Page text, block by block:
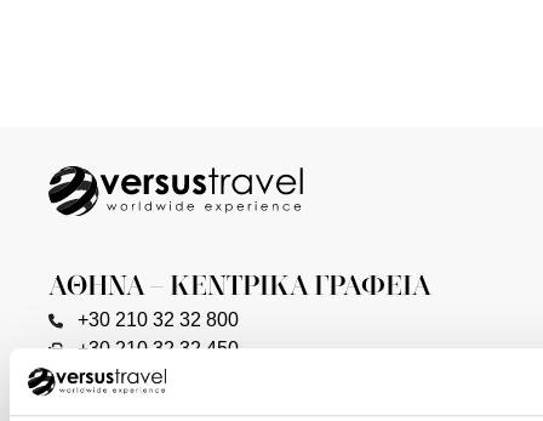
ΑΘΗΝΑ – ΚΕΝΤΡΙΚΑ ΓΡΑΦΕΙΑ
+30 210 32 32 800
+30 210 32 32 450
Φιλελλήνων 7, Σύνταγμα, 105 57 (1ος όροφος)